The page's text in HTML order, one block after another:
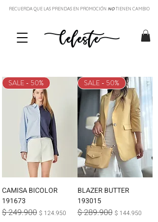
RECUERDA QUE LAS PRENDAS EN PROMOCIÓN NOTIENEN CAMBIO
SALE - 50%
CAMISA BICOLOR
191673
Precio
$ 249.900 Precio de oferta
$ 124.950
SALE - 50%
BLAZER BUTTER
193015
Precio
$ 289.900 Precio de oferta
$ 144.950